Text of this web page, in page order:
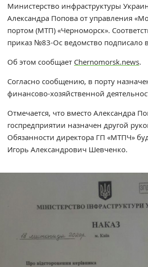
Министерство инфраструктуры
Александра Попова от управления
портом (МТП) «Черноморск».
приказ №83-Ос ведомство подписало
Об этом сообщает Chernomorsk.news.
Согласно сообщению, в порту
финансово-хозяйственной
Отмечается, что вместо Александра
госпредприятии назначен другой
Обязанности директора ГП «МТПЧ»
Игорь Александрович Шевченко.